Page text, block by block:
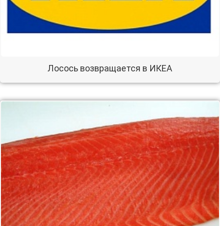
Лосось возвращается в ИКЕА